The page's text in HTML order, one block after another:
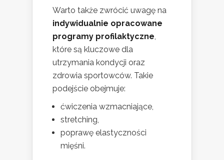
Warto także zwrócić uwagę na
indywidualnie opracowane
programy profilaktyczne,
które są kluczowe dla
utrzymania kondycji oraz
zdrowia sportowców. Takie
podejście obejmuje:
ćwiczenia wzmacniające,
stretching,
poprawę elastyczności
mięśni.